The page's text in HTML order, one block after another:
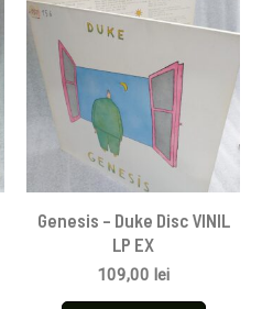
Genesis – Duke Disc VINIL
LP EX
109,00 lei